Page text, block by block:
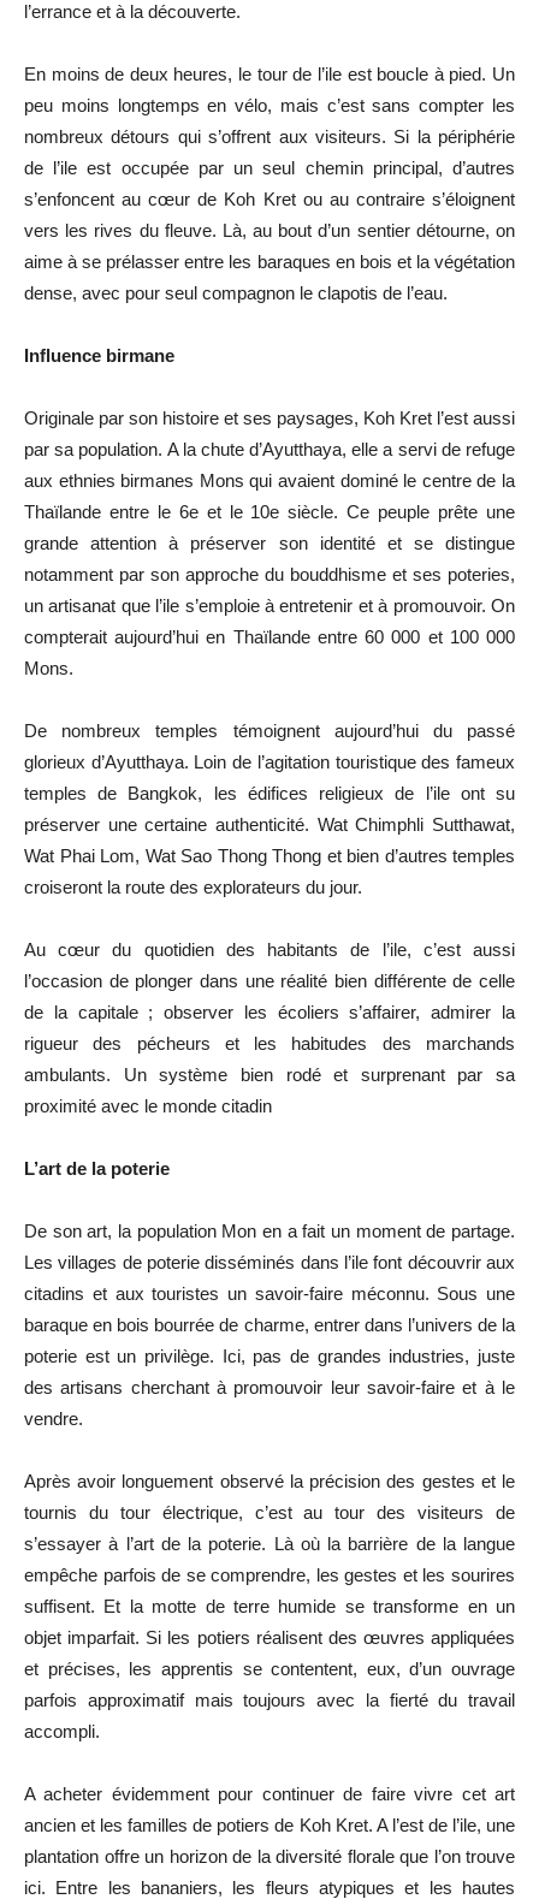
l’errance et à la découverte.
En moins de deux heures, le tour de l’ile est boucle à pied. Un
peu moins longtemps en vélo, mais c’est sans compter les
nombreux détours qui s’offrent aux visiteurs. Si la périphérie
de l’ile est occupée par un seul chemin principal, d’autres
s’enfoncent au cœur de Koh Kret ou au contraire s’éloignent
vers les rives du fleuve. Là, au bout d’un sentier détourne, on
aime à se prélasser entre les baraques en bois et la végétation
dense, avec pour seul compagnon le clapotis de l’eau.
Influence birmane
Originale par son histoire et ses paysages, Koh Kret l’est aussi
par sa population. A la chute d’Ayutthaya, elle a servi de refuge
aux ethnies birmanes Mons qui avaient dominé le centre de la
Thaïlande entre le 6e et le 10e siècle. Ce peuple prête une
grande attention à préserver son identité et se distingue
notamment par son approche du bouddhisme et ses poteries,
un artisanat que l’ile s’emploie à entretenir et à promouvoir. On
compterait aujourd’hui en Thaïlande entre 60 000 et 100 000
Mons.
De nombreux temples témoignent aujourd’hui du passé
glorieux d’Ayutthaya. Loin de l’agitation touristique des fameux
temples de Bangkok, les édifices religieux de l’ile ont su
préserver une certaine authenticité. Wat Chimphli Sutthawat,
Wat Phai Lom, Wat Sao Thong Thong et bien d’autres temples
croiseront la route des explorateurs du jour.
Au cœur du quotidien des habitants de l’ile, c’est aussi
l’occasion de plonger dans une réalité bien différente de celle
de la capitale ; observer les écoliers s’affairer, admirer la
rigueur des pécheurs et les habitudes des marchands
ambulants. Un système bien rodé et surprenant par sa
proximité avec le monde citadin
L’art de la poterie
De son art, la population Mon en a fait un moment de partage.
Les villages de poterie disséminés dans l’ile font découvrir aux
citadins et aux touristes un savoir-faire méconnu. Sous une
baraque en bois bourrée de charme, entrer dans l’univers de la
poterie est un privilège. Ici, pas de grandes industries, juste
des artisans cherchant à promouvoir leur savoir-faire et à le
vendre.
Après avoir longuement observé la précision des gestes et le
tournis du tour électrique, c’est au tour des visiteurs de
s’essayer à l’art de la poterie. Là où la barrière de la langue
empêche parfois de se comprendre, les gestes et les sourires
suffisent. Et la motte de terre humide se transforme en un
objet imparfait. Si les potiers réalisent des œuvres appliquées
et précises, les apprentis se contentent, eux, d’un ouvrage
parfois approximatif mais toujours avec la fierté du travail
accompli.
A acheter évidemment pour continuer de faire vivre cet art
ancien et les familles de potiers de Koh Kret. A l’est de l’ile, une
plantation offre un horizon de la diversité florale que l’on trouve
ici. Entre les bananiers, les fleurs atypiques et les hautes